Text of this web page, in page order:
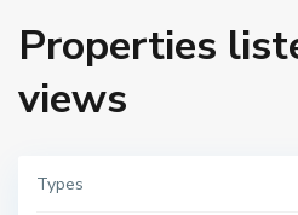
Properties
views
Types